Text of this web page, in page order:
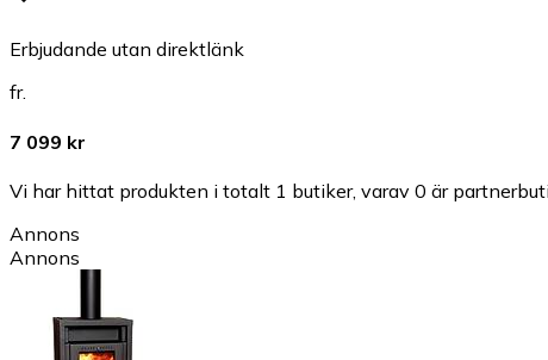
Erbjudande utan direktlänk
fr.
7 099 kr
Vi har hittat produkten i totalt 1 butiker, varav 0 är
Annons
Annons